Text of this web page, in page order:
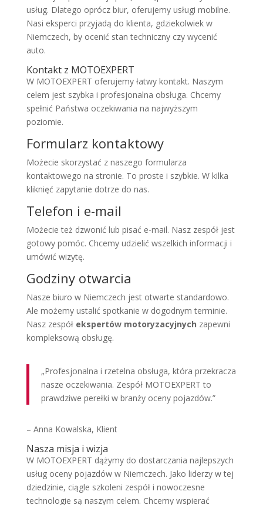
usług. Dlatego oprócz biur, oferujemy usługi mobilne.
Nasi eksperci przyjadą do klienta, gdziekolwiek w
Niemczech, by ocenić stan techniczny czy wycenić
auto.
Kontakt z MOTOEXPERT
W MOTOEXPERT oferujemy łatwy kontakt. Naszym
celem jest szybka i profesjonalna obsługa. Chcemy
spełnić Państwa oczekiwania na najwyższym
poziomie.
Formularz kontaktowy
Możecie skorzystać z naszego formularza
kontaktowego na stronie. To proste i szybkie. W kilka
kliknięć zapytanie dotrze do nas.
Telefon i e-mail
Możecie też dzwonić lub pisać e-mail. Nasz zespół jest
gotowy pomóc. Chcemy udzielić wszelkich informacji i
umówić wizytę.
Godziny otwarcia
Nasze biuro w Niemczech jest otwarte standardowo.
Ale możemy ustalić spotkanie w dogodnym terminie.
Nasz zespół ekspertów motoryzacyjnych zapewni
kompleksową obsługę.
„Profesjonalna i rzetelna obsługa, która przekracza
nasze oczekiwania. Zespół MOTOEXPERT to
prawdziwe perełki w branży oceny pojazdów.”
– Anna Kowalska, Klient
Nasza misja i wizja
W MOTOEXPERT dążymy do dostarczania najlepszych
usług oceny pojazdów w Niemczech. Jako liderzy w tej
dziedzinie, ciągle szkoleni zespół i nowoczesne
technologie są naszym celem. Chcemy wspierać